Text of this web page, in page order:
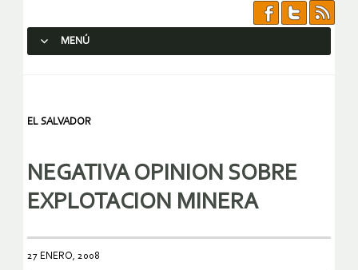
MENÚ
EL SALVADOR
NEGATIVA OPINION SOBRE
EXPLOTACION MINERA
27 ENERO, 2008